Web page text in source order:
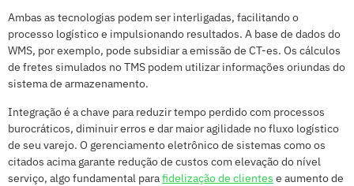
Ambas as tecnologias podem ser interligadas, facilitando o
processo logístico e impulsionando resultados. A base de dados do
WMS, por exemplo, pode subsidiar a emissão de CT-es. Os cálculos
de fretes simulados no TMS podem utilizar informações oriundas do
sistema de armazenamento.
Integração é a chave para reduzir tempo perdido com processos
burocráticos, diminuir erros e dar maior agilidade no fluxo logístico
de seu varejo. O gerenciamento eletrônico de sistemas como os
citados acima garante redução de custos com elevação do nível
serviço, algo fundamental parafidelização de clientes e aumento de